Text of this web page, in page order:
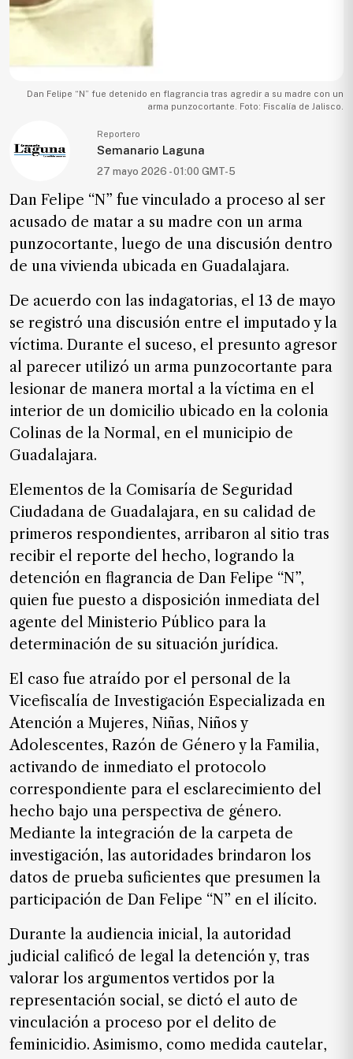
Ecología
Movilidad
Seguridad
Educación
Política
Entretenimiento
Negocios
Gente
PARA
SUSCRIPTORES
Edición
digital
Nosotros
Contáctanos
Anúnciate
con
nosotros
Donativos
Videos
Hemeroteca
de
noticias
FAQ
Dan Felipe “N” fue detenido en flagrancia tras agredir a su madre con un
arma punzocortante. Foto: Fiscalía de Jalisco.
Reportero
Semanario Laguna
27 mayo 2026 - 01:00 GMT-5
Dan Felipe “N” fue vinculado a proceso al ser
acusado de matar a su madre con un arma
punzocortante, luego de una discusión dentro
de una vivienda ubicada en Guadalajara.
De acuerdo con las indagatorias, el 13 de mayo
se registró una discusión entre el imputado y la
víctima. Durante el suceso, el presunto agresor
al parecer utilizó un arma punzocortante para
lesionar de manera mortal a la víctima en el
interior de un domicilio ubicado en la colonia
Colinas de la Normal, en el municipio de
Guadalajara.
Elementos de la Comisaría de Seguridad
Ciudadana de Guadalajara, en su calidad de
primeros respondientes, arribaron al sitio tras
recibir el reporte del hecho, logrando la
detención en flagrancia de Dan Felipe “N”,
quien fue puesto a disposición inmediata del
agente del Ministerio Público para la
determinación de su situación jurídica.
El caso fue atraído por el personal de la
Vicefiscalía de Investigación Especializada en
Atención a Mujeres, Niñas, Niños y
Adolescentes, Razón de Género y la Familia,
activando de inmediato el protocolo
correspondiente para el esclarecimiento del
hecho bajo una perspectiva de género.
Mediante la integración de la carpeta de
investigación, las autoridades brindaron los
datos de prueba suficientes que presumen la
participación de Dan Felipe “N” en el ilícito.
Durante la audiencia inicial, la autoridad
judicial calificó de legal la detención y, tras
valorar los argumentos vertidos por la
representación social, se dictó el auto de
vinculación a proceso por el delito de
feminicidio. Asimismo, como medida cautelar,